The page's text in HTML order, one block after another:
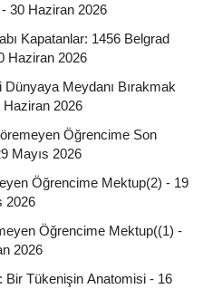
30 Haziran 2026
Kapatanlar: 1456 Belgrad
Haziran 2026
Meydanı Bırakmak
2026
Öğrencime Son
Mayıs 2026
Öğrencime Mektup(2) - 19
2026
Öğrencime Mektup((1) -
2026
Bir Tükenişin Anatomisi - 16